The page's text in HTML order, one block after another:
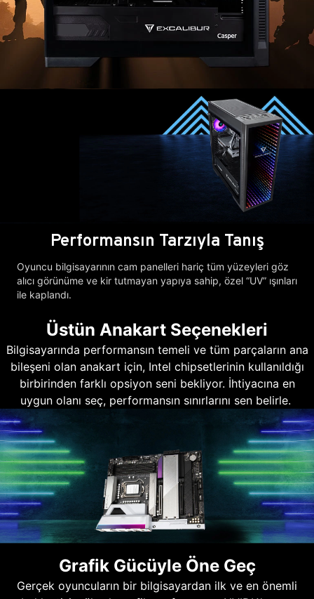
Performansın Tarzıyla Tanış
Oyuncu bilgisayarının cam panelleri hariç tüm yüzeyleri göz
alıcı görünüme ve kir tutmayan yapıya sahip, özel “UV” ışınları
ile kaplandı.
Üstün Anakart Seçenekleri
Bilgisayarında performansın temeli ve tüm parçaların ana
bileşeni olan anakart için, Intel chipsetlerinin kullanıldığı
birbirinden farklı opsiyon seni bekliyor. İhtiyacına en
uygun olanı seç, performansın sınırlarını sen belirle.
Grafik Gücüyle Öne Geç
Gerçek oyuncuların bir bilgisayardan ilk ve en önemli